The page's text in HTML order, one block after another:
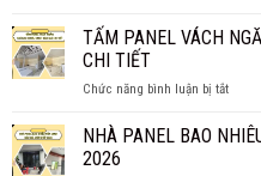
BÔNG
CÓ
SỰ
TẤM PANEL VÁCH
CHI TIẾT
Chức năng bình luận bị tắtở
NHÀ PANEL BAO
2026